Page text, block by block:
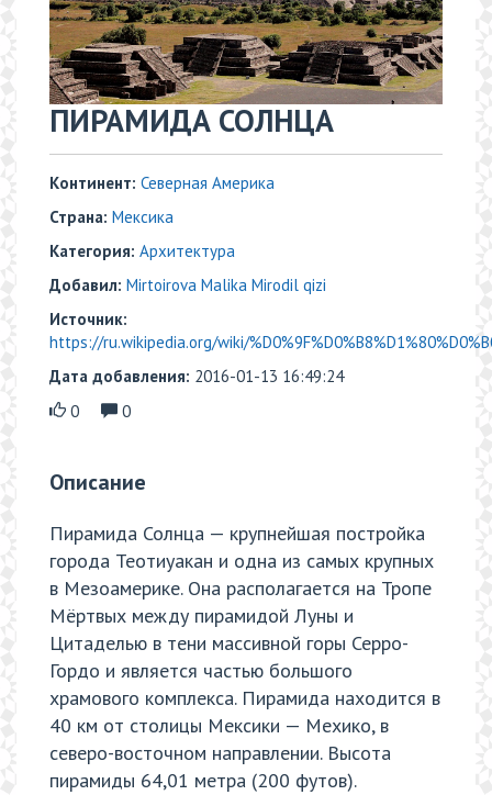
ПИРАМИДА СОЛНЦА
Континент: Северная Америка
Страна: Мексика
Категория: Архитектура
Добавил: Mirtoirova Malika Mirodil qizi
Источник:
https://ru.wikipedia.org/wiki/
Дата добавления: 2016-01-13 16:49:24
0
0
Описание
Пирамида Солнца — крупнейшая постройка
города Теотиуакан и одна из самых крупных
в Мезоамерике. Она располагается на Тропе
Мёртвых между пирамидой Луны и
Цитаделью в тени массивной горы Серро-
Гордо и является частью большого
храмового комплекса. Пирамида находится в
40 км от столицы Мексики — Мехико, в
северо-восточном направлении. Высота
пирамиды 64,01 метра (200 футов).